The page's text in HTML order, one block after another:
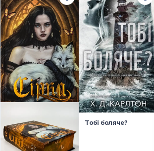
Тобі боляче?